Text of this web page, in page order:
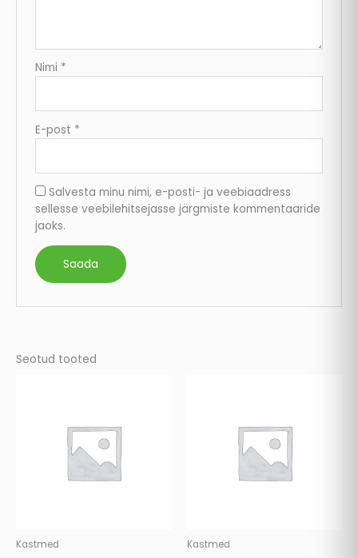
Nimi *
E-post *
Salvesta minu nimi, e-posti- ja veebiaadress
sellesse veebilehitsejasse järgmiste kommentaaride
jaoks.
Seotud tooted
Kastmed Kastmed